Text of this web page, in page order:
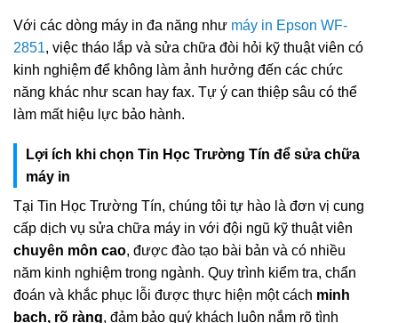
Với các dòng máy in đa năng như máy in Epson WF-
2851, việc tháo lắp và sửa chữa đòi hỏi kỹ thuật viên có
kinh nghiệm để không làm ảnh hưởng đến các chức
năng khác như scan hay fax. Tự ý can thiệp sâu có thể
làm mất hiệu lực bảo hành.
Lợi ích khi chọn Tin Học Trường Tín để sửa chữa
máy in
Tại Tin Học Trường Tín, chúng tôi tự hào là đơn vị cung
cấp dịch vụ sửa chữa máy in với đội ngũ kỹ thuật viên
chuyên môn cao, được đào tạo bài bản và có nhiều
năm kinh nghiệm trong ngành. Quy trình kiểm tra, chẩn
đoán và khắc phục lỗi được thực hiện một cách minh
bạch, rõ ràng, đảm bảo quý khách luôn nắm rõ tình